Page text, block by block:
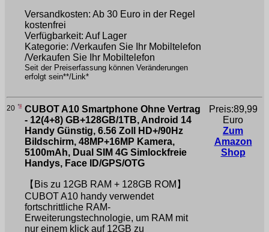
Versandkosten: Ab 30 Euro in der Regel
kostenfrei
Verfügbarkeit: Auf Lager
Kategorie: /Verkaufen Sie Ihr Mobiltelefon
/Verkaufen Sie Ihr Mobiltelefon
Seit der Preiserfassung können Veränderungen
erfolgt sein**/Link*
20
CUBOT A10 Smartphone Ohne Vertrag
- 12(4+8) GB+128GB/1TB, Android 14
Handy Günstig, 6.56 Zoll HD+/90Hz
Bildschirm, 48MP+16MP Kamera,
5100mAh, Dual SIM 4G Simlockfreie
Handys, Face ID/GPS/OTG
【Bis zu 12GB RAM + 128GB ROM】
CUBOT A10 handy verwendet
fortschrittliche RAM-
Erweiterungstechnologie, um RAM mit
nur einem klick auf 12GB zu
Preis:89,99
Euro
Zum
Amazon
Shop